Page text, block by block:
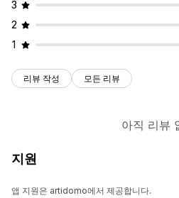
3
2
1
리뷰 작성 모든 리뷰
아직 리뷰
지원
앱 지원은 artidomo에서 제공합니다.